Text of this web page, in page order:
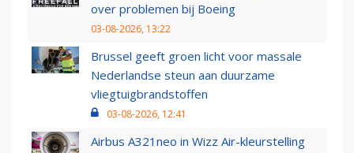
over problemen bij Boeing
03-08-2026, 13:22
Brussel geeft groen licht voor massale
Nederlandse steun aan duurzame
vliegtuigbrandstoffen
03-08-2026, 12:41
Airbus A321neo in Wizz Air-kleurstelling